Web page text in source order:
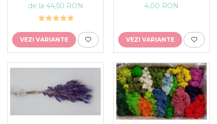
de la 44,50 RON
VEZI VARIANTE
4,00 RON
VEZI VARIANTE